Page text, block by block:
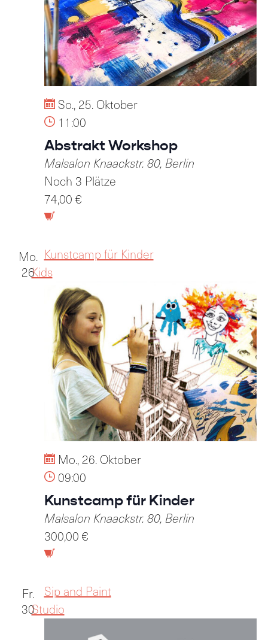
So., 25. Oktober
11:00
Abstrakt Workshop
Malsalon Knaackstr. 80, Berlin
Noch 3 Plätze
74,00 €
Mo.
26
Kunstcamp für Kinder
Kids
Mo., 26. Oktober
09:00
Kunstcamp für Kinder
Malsalon Knaackstr. 80, Berlin
300,00 €
Fr.
30
Sip and Paint
Studio